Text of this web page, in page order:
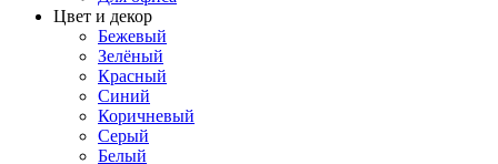
Цвет и декор
Бежевый
Зелёный
Красный
Синий
Коричневый
Серый
Белый